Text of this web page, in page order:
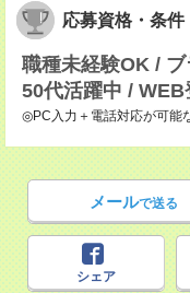
応募資格・条件
職種未経験OK /
50代活躍中 /
◎PC入力＋電話対応が可能
メールで送る
シェア